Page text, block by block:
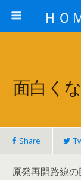
面白く
Share
原発再開路線